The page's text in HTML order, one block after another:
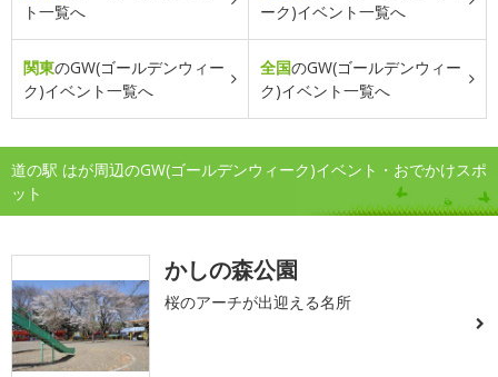
ト一覧へ
ーク)イベント一覧へ
関東のGW(ゴールデンウィー
ク)イベント一覧へ
全国のGW(ゴールデンウィー
ク)イベント一覧へ
道の駅 はが周辺のGW(ゴールデンウィーク)イベント・おでかけスポ
ット
かしの森公園
桜のアーチが出迎える名所